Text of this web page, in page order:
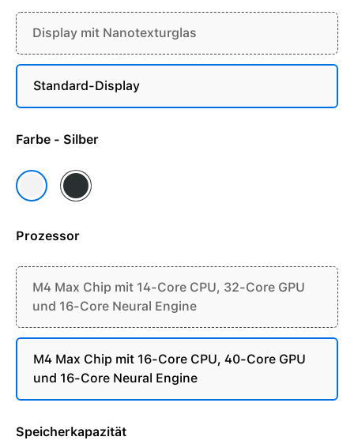
Display mit Nanotexturglas
Standard-Display
Farbe - Silber
Silber Space Schwarz
Prozessor
M4 Max Chip mit 14-Core CPU, 32-Core GPU
und 16-Core Neural Engine
M4 Max Chip mit 16-Core CPU, 40-Core GPU
und 16-Core Neural Engine
Speicherkapazität